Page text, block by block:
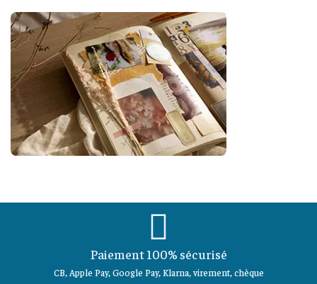
Paiement 100% sécurisé
CB, Apple Pay, Google Pay, Klarna, virement, chèque